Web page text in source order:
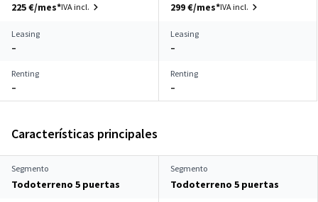
225 €/mes*IVA incl. 299 €/mes*IVA incl.
Leasing
–
Leasing
–
Renting
–
Renting
–
Características principales
Segmento
Todoterreno 5 puertas
Segmento
Todoterreno 5 puertas